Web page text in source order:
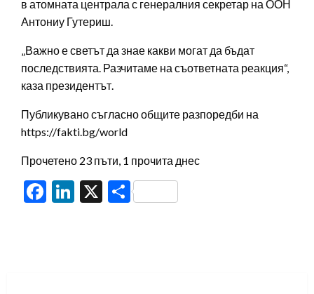
в атомната централа с генералния секретар на ООН
Антониу Гутериш.
„Важно е светът да знае какви могат да бъдат
последствията. Разчитаме на съответната реакция“,
каза президентът.
Публикувано съгласно общите разпоредби на
https://fakti.bg/world
Прочетено 23 пъти, 1 прочита днес
Facebook
LinkedIn
X Share